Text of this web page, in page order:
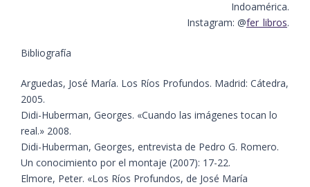
Indoamérica.
Instagram: @fer_libros.
Bibliografía
​​Arguedas, José María. Los Ríos Profundos. Madrid: Cátedra,
2005.
​Didi-Huberman, Georges. «Cuando las imágenes tocan lo
real.» 2008.
Didi-Huberman, Georges, entrevista de Pedro G. Romero.
Un conocimiento por el montaje (2007): 17-22.
Elmore, Peter. «Los Ríos Profundos, de José María